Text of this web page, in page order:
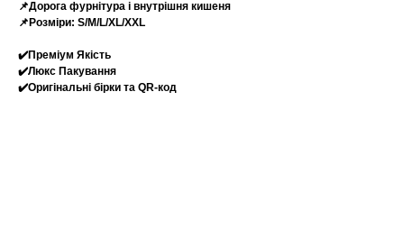
📌Дорога фурнітура і внутрішня кишеня
📌Розміри: S/M/L/XL/XXL
✔️Преміум Якість
✔️Люкс Пакування
✔️Оригінальні бірки та QR-код